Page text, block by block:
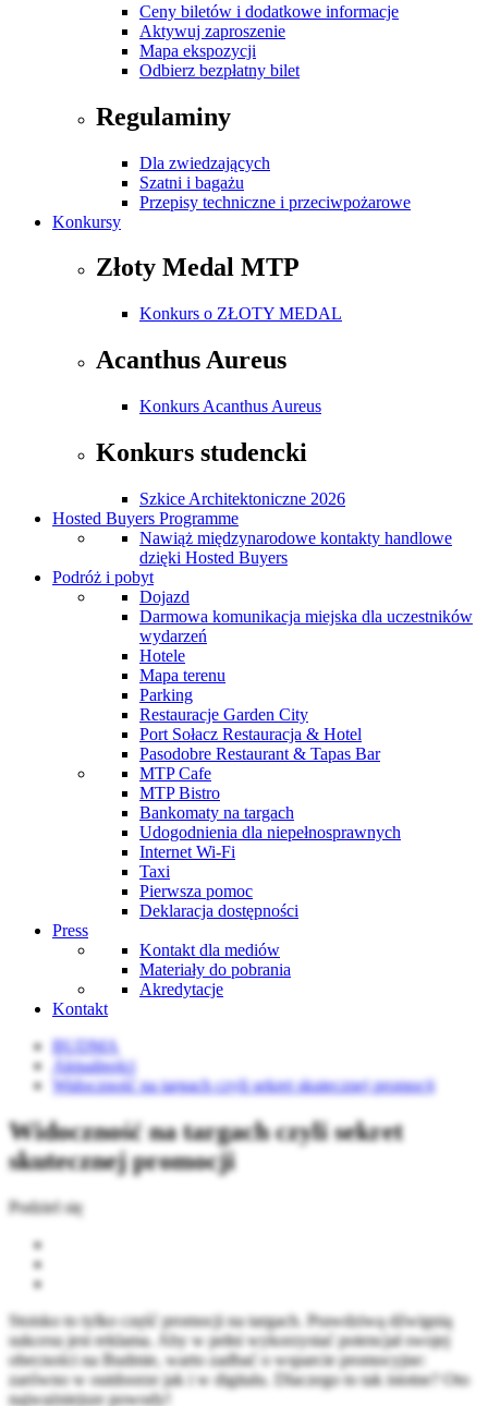
Ceny biletów i dodatkowe informacje
Aktywuj zaproszenie
Mapa ekspozycji
Odbierz bezpłatny bilet
Regulaminy
Dla zwiedzających
Szatni i bagażu
Przepisy techniczne i przeciwpożarowe
Konkursy
Złoty Medal MTP
Konkurs o ZŁOTY MEDAL
Acanthus Aureus
Konkurs Acanthus Aureus
Konkurs studencki
Szkice Architektoniczne 2026
Hosted Buyers Programme
Nawiąż międzynarodowe kontakty handlowe
dzięki Hosted Buyers
Podróż i pobyt
Dojazd
Darmowa komunikacja miejska dla uczestników
wydarzeń
Hotele
Mapa terenu
Parking
Restauracje Garden City
Port Sołacz Restauracja & Hotel
Pasodobre Restaurant & Tapas Bar
MTP Cafe
MTP Bistro
Bankomaty na targach
Udogodnienia dla niepełnosprawnych
Internet Wi-Fi
Taxi
Pierwsza pomoc
Deklaracja dostępności
Press
Kontakt dla mediów
Materiały do pobrania
Akredytacje
Kontakt
BUDMA
Aktualności
Widoczność na targach czyli sekret skutecznej promocji
Widoczność na targach czyli sekret
skutecznej promocji
Podziel się
Stoisko to tylko część promocji na targach. Prawdziwą dźwignią
sukcesu jest reklama. Aby w pełni wykorzystać potencjał swojej
obecności na Budmie, warto zadbać o wsparcie promocyjne:
zarówno w outdoorze jak i w digitalu. Dlaczego to tak istotne? Oto
najważniejsze powody!